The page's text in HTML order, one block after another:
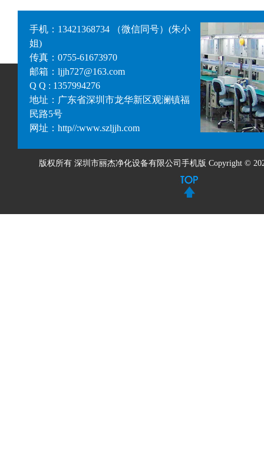
手机：13421368734 （微信同号）(朱小
姐)
传真：0755-61673970
邮箱：ljjh727@163.com
Q Q : 1357994276
地址：广东省深圳市龙华新区观澜镇福
民路5号
网址：http//:www.szljjh.com
版权所有 深圳市丽杰净化设备有限公司手机版 Copyright ©